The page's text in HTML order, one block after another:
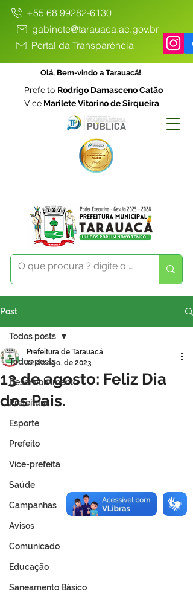
+55 68 99282-6130
gabinete@tarauaca.ac.gov.br
Portal da Transparência
Olá, Bem-vindo a Tarauacá!
Prefeito Rodrigo Damasceno Catão
Vice Marilete Vitorino de Sirqueira
Post
Todos posts
Desenvolvimento
Prefeitura
Esporte
Prefeito
Vice-prefeita
Saúde
Campanhas
Avisos
Comunicado
Educação
Saneamento Básico
Todos posts
13 de agosto: Feliz Dia
dos Pais.
Prefeitura de Tarauacá
12 de ago. de 2023